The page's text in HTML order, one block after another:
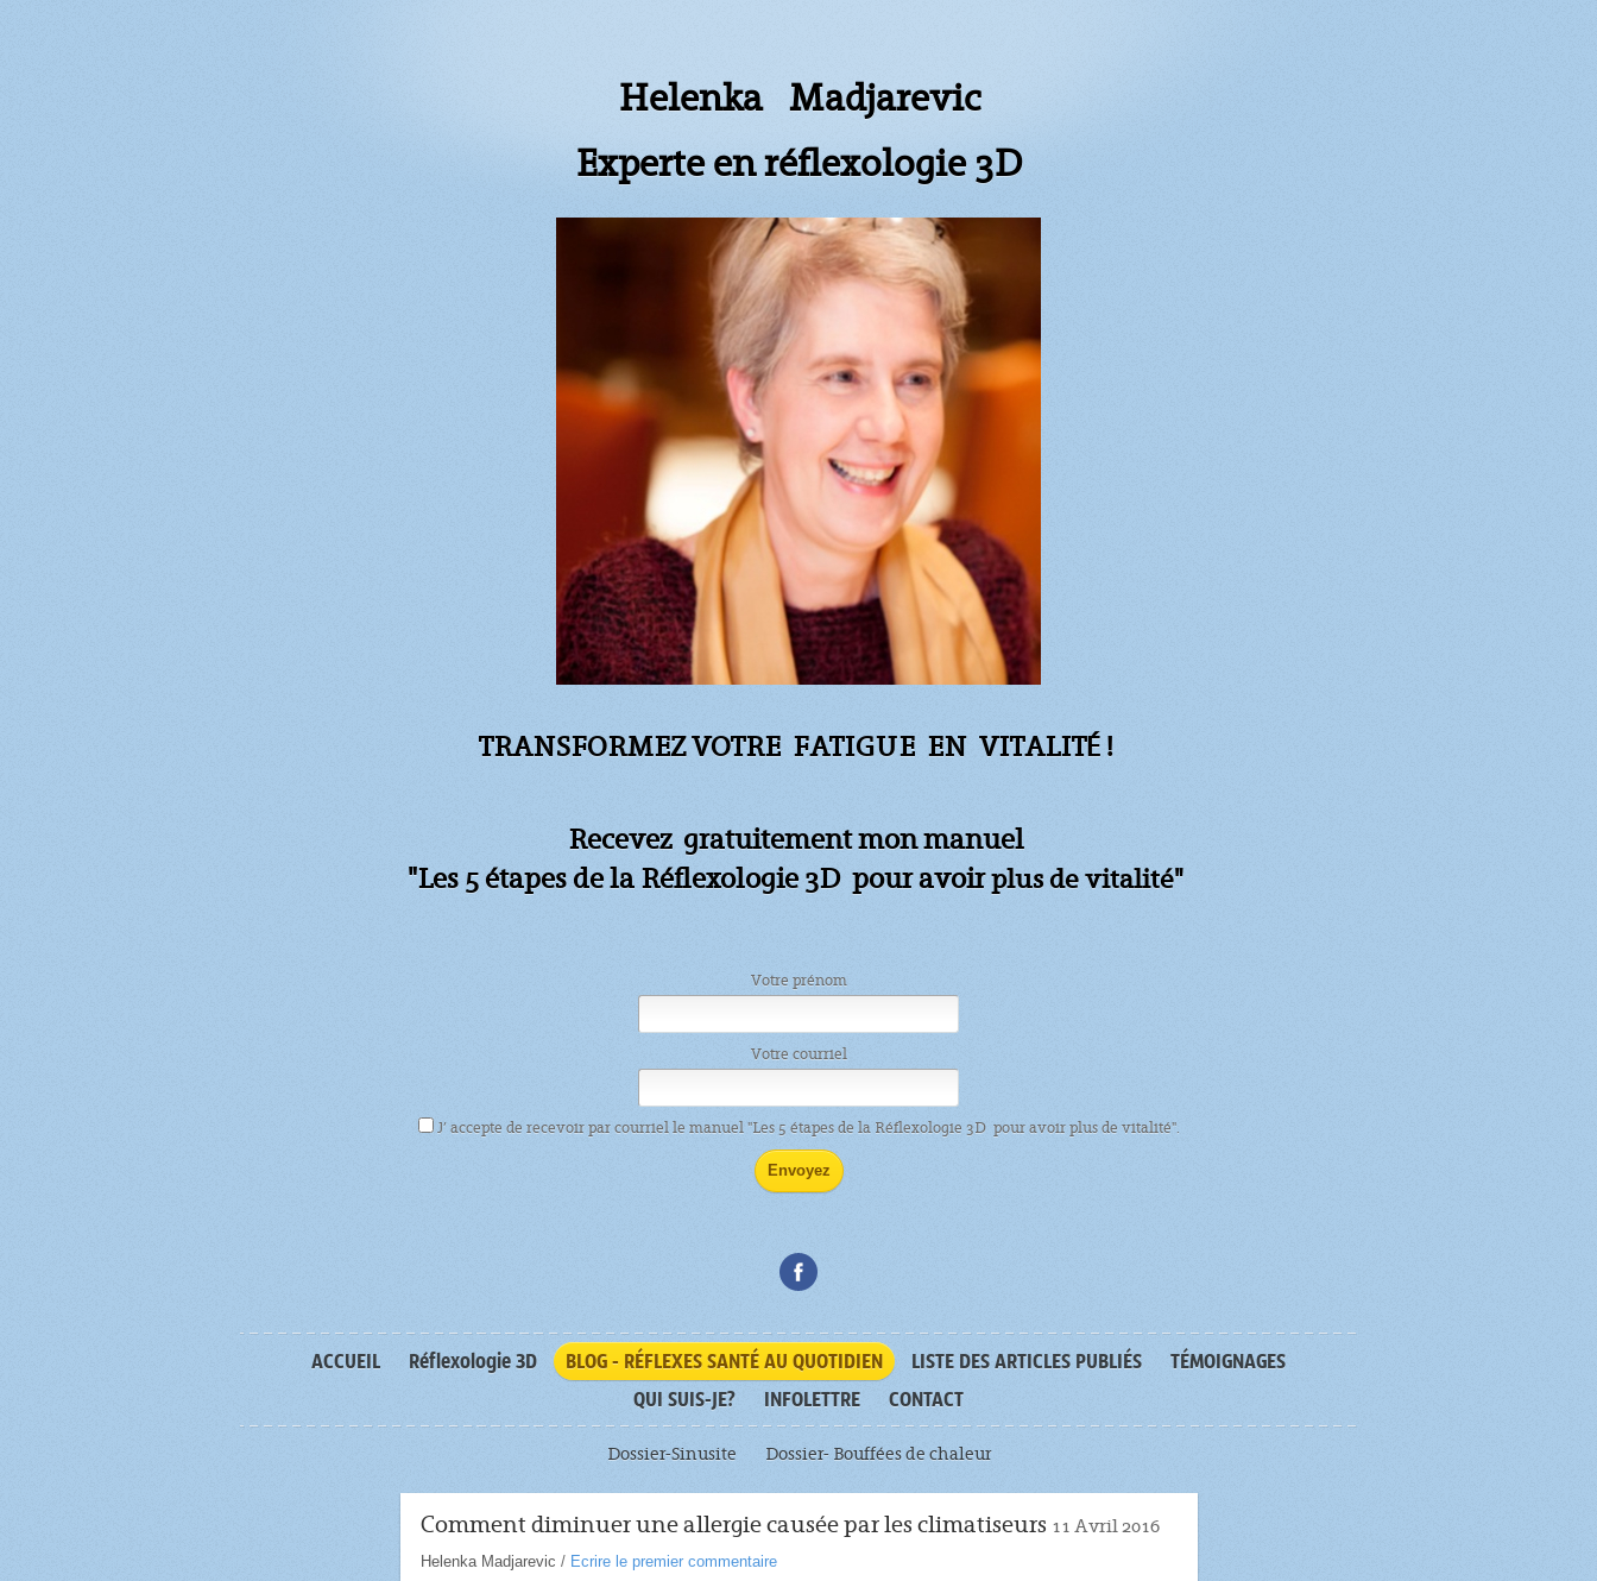
Helenka Madjarevic
Experte en réflexologie 3D
TRANSFORMEZ VOTRE FATIGUE EN VITALITÉ !
Recevez gratuitement mon manuel
"Les 5 étapes de la Réflexologie 3D pour avoirplus de vitalité"
Votre prénom
Votre courriel
J’ accepte de recevoir par courriel le manuel "Les 5 étapes de la Réflexologie 3D pour avoir plus de vitalité".
ACCUEIL Réflexologie 3D BLOG - RÉFLEXES SANTÉ AU QUOTIDIEN LISTE DES ARTICLES PUBLIÉS
TÉMOIGNAGES
QUI SUIS-JE?
INFOLETTRE CONTACT
Dossier-Sinusite Dossier- Bouffées de chaleur
Comment diminuer une allergie causée par les climatiseurs 11 Avril 2016
Helenka Madjarevic / Ecrire le premier commentaire